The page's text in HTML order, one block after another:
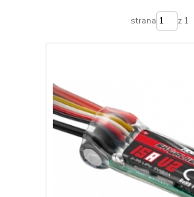
strana z 1